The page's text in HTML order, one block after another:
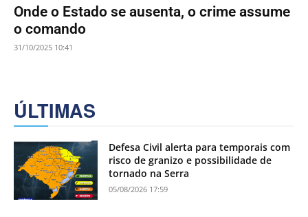
Onde o Estado se ausenta, o crime assume
o comando
31/10/2025 10:41
ÚLTIMAS
Defesa Civil alerta para temporais com
risco de granizo e possibilidade de
tornado na Serra
05/08/2026 17:59